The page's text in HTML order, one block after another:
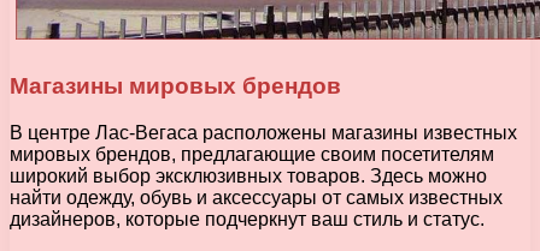
Магазины мировых брендов
В центре Лас-Вегаса расположены магазины известных
мировых брендов, предлагающие своим посетителям
широкий выбор эксклюзивных товаров. Здесь можно
найти одежду, обувь и аксессуары от самых известных
дизайнеров, которые подчеркнут ваш стиль и статус.